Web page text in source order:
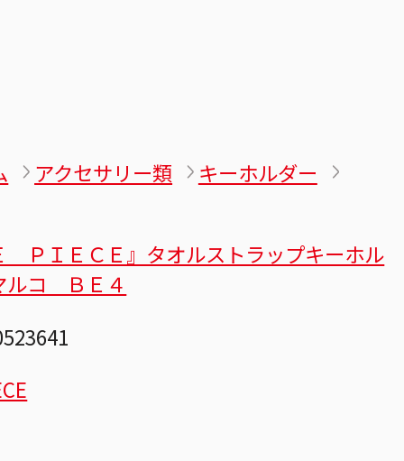
アクセサリー類 キーホルダー
ＰＩＥＣＥ』タオルストラップキーホル
コ ＢＥ４